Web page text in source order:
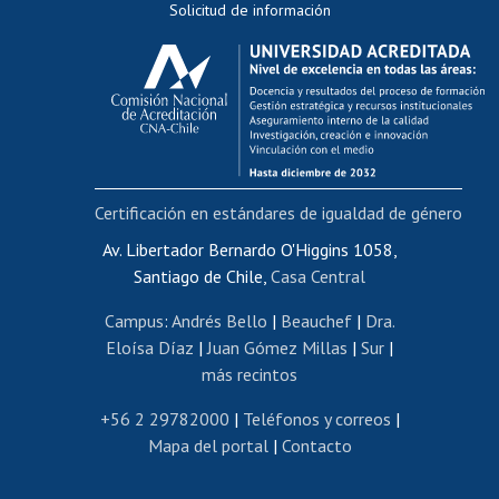
Evaluación docente
Calificación académica
Postulación al AUCAI
Funcionarias/os
Cursos internos de capacitación
Bienestar del personal
Portal de movilidad interna
Certificado de renta
Certificado de renta honorarios
Editar páginas blancas
Extranjeras/os
Revalidación y reconocimiento de títulos
Postulación al Programa de Movilidad Estudiantil
Solicitud de información
Av. Libertador Bernardo O'Higgins 1058,
Santiago de Chile, Casa Central
Campus: Andrés Bello | Beauchef| Dra.
Eloísa Díaz | Juan Gómez Millas | Sur |
más recintos
+56 2 29782000 | Teléfonos y correos |
Mapa del portal| Contacto
Certificación en estándares de igualdad de género